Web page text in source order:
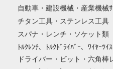
自動車・建設機械・産業機械
チタン工具・ステンレス工具
スパナ・レンチ・ソケット類
ﾄﾙｸﾚﾝﾁ、ﾄﾙｸﾄﾞﾗｲﾊﾞｰ、ﾜｲﾔｰﾂｲ
ドライバー・ビット・六角棒